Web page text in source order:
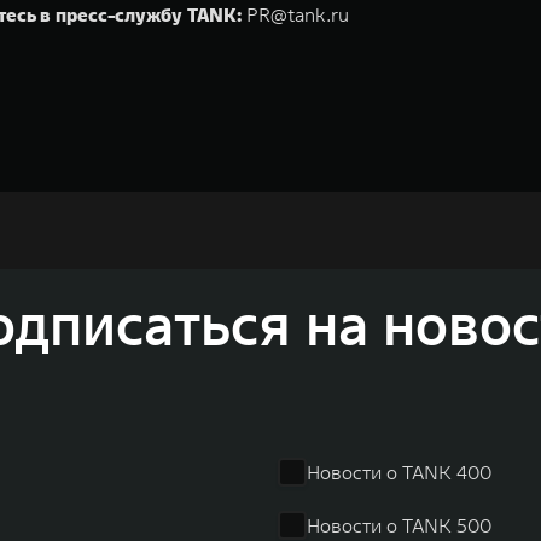
в пресс-службу TANK: PR@tank.ru
GWM входят 80 дочерних компаний, а штат включает более 60 000
больше чем на 30% и составила 136,3 млрд юаней (1,6 трлн
исследований и разработок, включая центры в России, Китае,
на
Новости о TANK 400
Новости о TANK 500